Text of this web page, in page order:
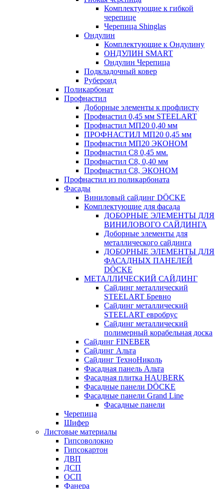
Комплектующие к гибкой
черепице
Черепица Shinglas
Ондулин
Комплектующие к Ондулину
ОНДУЛИН SMART
Ондулин Черепица
Подкладочный ковер
Рубероид
Поликарбонат
Профнастил
Доборные элементы к профлисту
Профнастил 0,45 мм STEELART
Профнастил МП20 0,40 мм
ПРОФНАСТИЛ МП20 0,45 мм
Профнастил МП20 ЭКОНОМ
Профнастил С8 0,45 мм.
Профнастил С8, 0,40 мм
Профнастил С8, ЭКОНОМ
Профнастил из поликарбоната
Фасады
Виниловый сайдинг DÖCKE
Комплектующие для фасада
ДОБОРНЫЕ ЭЛЕМЕНТЫ ДЛЯ
ВИНИЛОВОГО САЙДИНГА
Доборные элементы для
металлического сайдинга
ДОБОРНЫЕ ЭЛЕМЕНТЫ ДЛЯ
ФАСАДНЫХ ПАНЕЛЕЙ
DÖCKE
МЕТАЛЛИЧЕСКИЙ САЙДИНГ
Сайдинг металлический
STEELART Бревно
Сайдинг металлический
STEELART евробрус
Сайдинг металлический
полимерный корабельная доска
Сайдинг FINEBER
Сайдинг Альта
Сайдинг ТехноНиколь
Фасадная панель Альта
Фасадная плитка HAUBERK
Фасадные панели DÖCKE
Фасадные панели Grand Line
Фасадные панели
Черепица
Шифер
Листовые материалы
Гипсоволокно
Гипсокартон
ДВП
ДСП
ОСП
Фанера